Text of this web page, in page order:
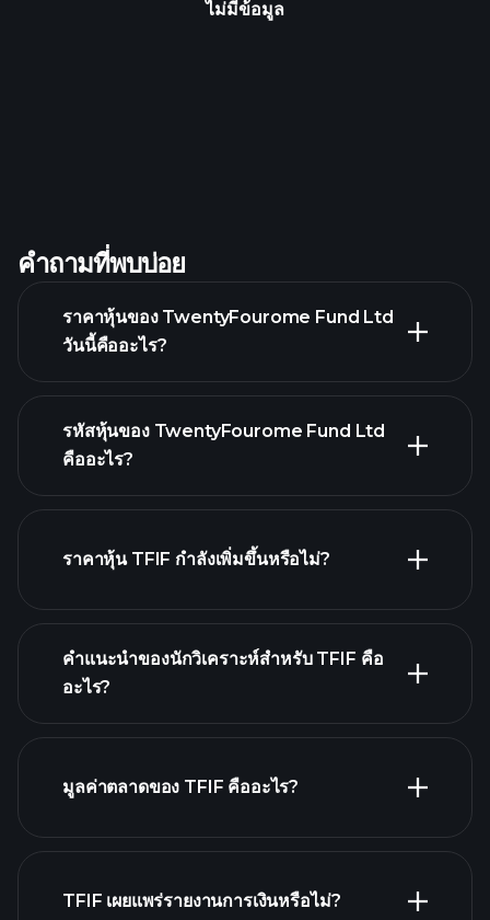
ไม่มีข้อมูล
คำถามที่พบบ่อย
ราคาหุ้นของ TwentyFourome Fund Ltd
วันนี้คืออะไร?
กราฟขั้นสูง
รหัสหุ้นของ TwentyFourome Fund Ltd
คืออะไร?
ราคาหุ้น TFIF กำลังเพิ่มขึ้นหรือไม่?
คำแนะนำของนักวิเคราะห์สำหรับ TFIF คือ
อะไร?
มูลค่าตลาดของ TFIF คืออะไร?
รายชื่อหุ้น
TFIF เผยแพร่รายงานการเงินหรือไม่?